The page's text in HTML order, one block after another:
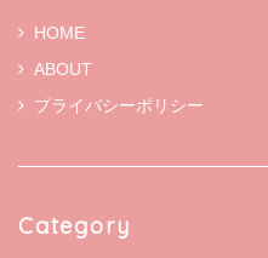
HOME
ABOUT
プライバシーポリシー
Category